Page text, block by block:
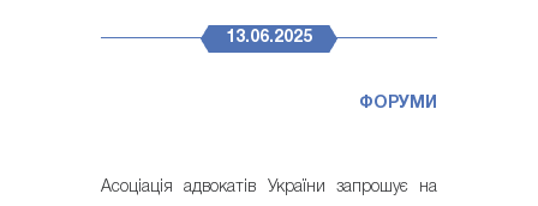
13.06.2025
ФОРУМИ
Асоціація адвокатів України запрошує на